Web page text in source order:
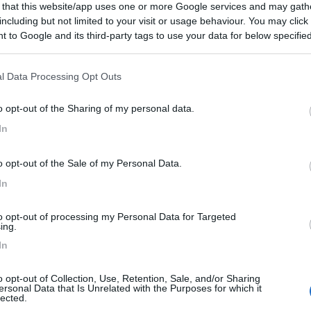
that this website/app uses one or more Google services and may
but not limited to your visit or usage behaviour. You may
to Google and its third-party tags to use your data for below
Data Processing Opt Outs
opt-out of the Sharing of my personal data.
opt-out of the Sale of my Personal Data.
opt-out of processing my Personal Data for Targeted
opt-out of Collection, Use, Retention, Sale, and/or Sharing
Data that Is Unrelated with the Purposes for which it
Prezzo Servizi